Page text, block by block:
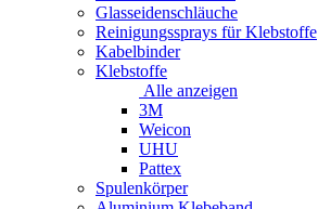
Glasseidenschläuche
Reinigungssprays für Klebstoffe
Kabelbinder
Klebstoffe
Alle anzeigen
3M
Weicon
UHU
Pattex
Spulenkörper